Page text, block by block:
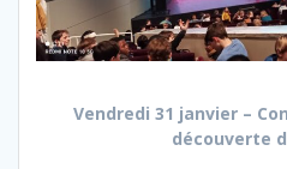
Vendredi 31 janvier –
découverte